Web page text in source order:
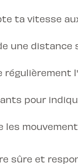
ta vitesse
une distance
régulièrement
pour
les
sûre et